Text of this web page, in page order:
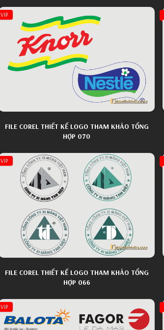
VIP
FILE COREL THIẾT KẾ LOGO THAM KHẢO TỔNG
HỢP 070
VIP
FILE COREL THIẾT KẾ LOGO THAM KHẢO TỔNG
HỢP 066
VIP